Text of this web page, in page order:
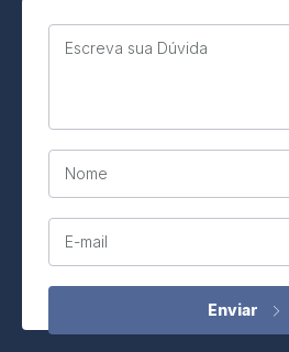
Escreva sua Dúvida
Nome
E-mail